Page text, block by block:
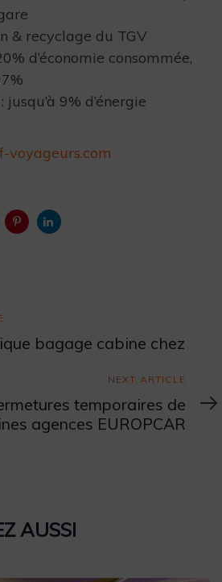
& recyclage du TGV
d’économie consommée,
9% d’énergie
voyageurs.com
bagage cabine chez
NEXT ARTICLE
temporaires de
agences EUROPCAR
AUSSI